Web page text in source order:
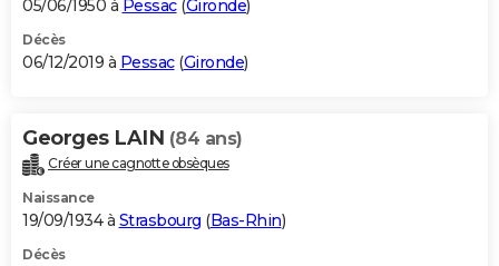
05/06/1950 à Pessac(Gironde)
Décès
06/12/2019 à Pessac(Gironde)
Georges LAIN (84 ans)
Créer une cagnotte obsèques
Naissance
19/09/1934 à Strasbourg (Bas-Rhin)
Décès